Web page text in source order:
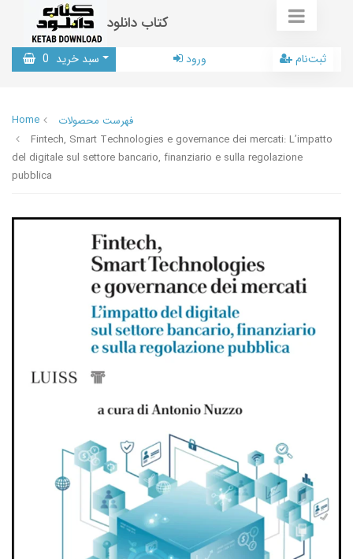
کتاب دانلود
سبد خرید 0 ورود ثبت‌نام
Home
فهرست محصولات
Fintech, Smart Technologies e governance dei mercati: L’impatto
del digitale sul settore bancario, finanziario e sulla regolazione
pubblica